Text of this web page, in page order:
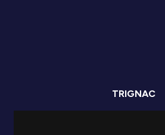
TRIGNAC